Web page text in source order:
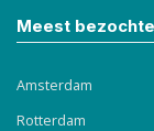
Meest
Amsterdam
Rotterdam